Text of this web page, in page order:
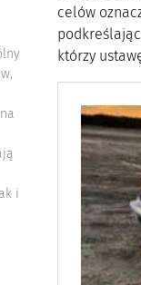
i
celów
którzy